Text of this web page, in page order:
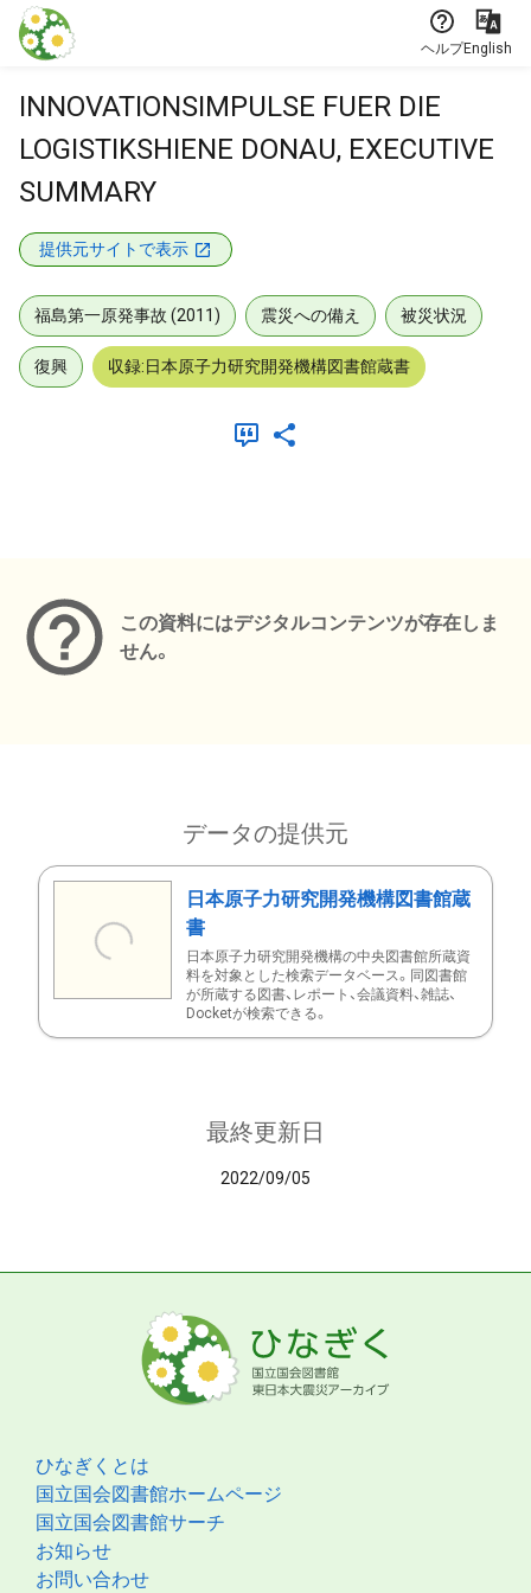
本文に飛ぶ
ヘルプEnglish
INNOVATIONSIMPULSE FUER DIE
LOGISTIKSHIENE DONAU, EXECUTIVE
SUMMARY
提供元サイトで表示
福島第一原発事故 (2011) 震災への備え 被災状況
復興 収録:日本原子力研究開発機構図書館蔵書
この資料にはデジタルコンテンツが存在しま
せん。
データの提供元
日本原子力研究開発機構図書館蔵
書
日本原子力研究開発機構の中央図書館所蔵資
料を対象とした検索データベース。同図書館
が所蔵する図書、レポート、会議資料、雑誌、
Docketが検索できる。
最終更新日
2022/09/05
ひなぎくとは
国立国会図書館ホームページ
国立国会図書館サーチ
お知らせ
お問い合わせ